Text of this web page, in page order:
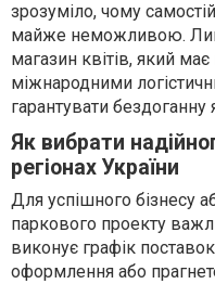
зрозуміло, чому
майже неможливою.
магазин квітів, який
міжнародними
гарантувати бездоганну
Як вибрати
регіонах України
Для успішного бізнесу
паркового проекту
виконує графік
оформлення або